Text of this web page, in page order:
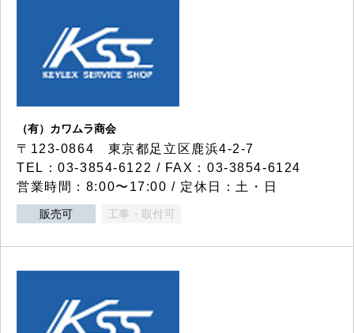
（有）カワムラ商会
〒123-0864 東京都足立区鹿浜4-2-7
TEL：03-3854-6122 / FAX：03-3854-6124
営業時間：8:00〜17:00 / 定休日：土・日
販売可 工事・取付可